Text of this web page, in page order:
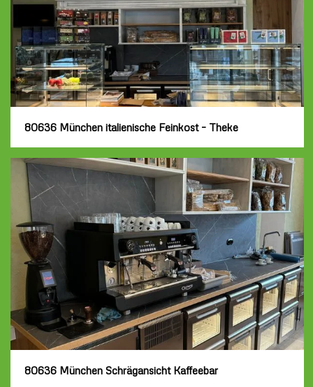
80636 München italienische Feinkost – Theke
80636 München Schrägansicht Kaffeebar